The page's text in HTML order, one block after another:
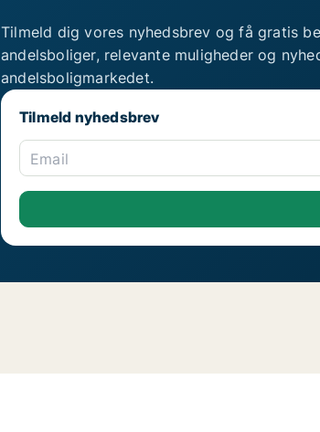
Tilmeld dig vores nyhedsbrev og få gratis
andelsboliger, relevante muligheder og
andelsboligmarkedet.
Tilmeld nyhedsbrev
Email